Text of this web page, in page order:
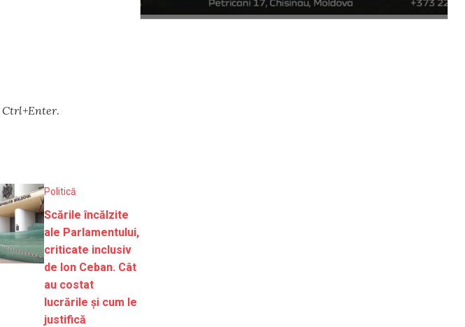
Ctrl+Enter.
Politică
Scările încălzite
ale Parlamentului,
criticate inclusiv
de Ion Ceban. Cât
au costat
lucrările și cum le
justifică